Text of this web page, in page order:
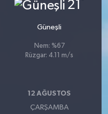
21
Güneşli
Nem: %67
Rüzgar: 4.11 m/s
12 AĞUSTOS
ÇARŞAMBA